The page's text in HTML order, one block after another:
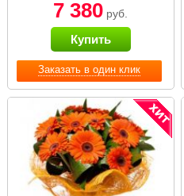
Заказать в один клик
7 380 руб.
Купить